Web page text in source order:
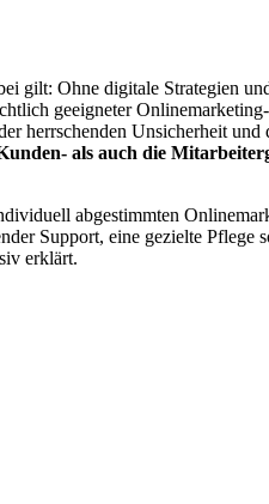
gilt: Ohne digitale Strategien
geeigneter
herrschenden Unsicherheit und
als auch die
abgestimmten
Support, eine gezielte Pflege
erklärt.